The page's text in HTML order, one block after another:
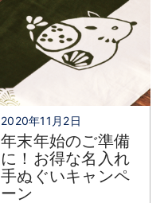
2020年11月2日
年末年始のご準備
に！お得な名入れ
手ぬぐいキャンペ
ーン